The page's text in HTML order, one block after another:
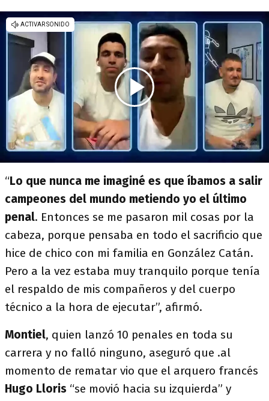
“Lo que nunca me imaginé es que íbamos a salir
campeones del mundo metiendo yo el último
penal. Entonces se me pasaron mil cosas por la
cabeza, porque pensaba en todo el sacrificio que
hice de chico con mi familia en González Catán.
Pero a la vez estaba muy tranquilo porque tenía
el respaldo de mis compañeros y del cuerpo
técnico a la hora de ejecutar”, afirmó.
Montiel, quien lanzó 10 penales en toda su
carrera y no falló ninguno, aseguró que .al
momento de rematar vio que el arquero francés
Hugo Lloris “se movió hacia su izquierda” y